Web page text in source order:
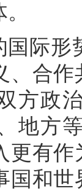
国际形
、合
方政
地方
更有
国和